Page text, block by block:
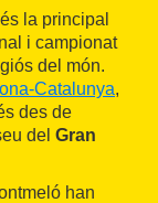
és la principal
i campionat
del món.
Catalunya,
des de
del Gran
han